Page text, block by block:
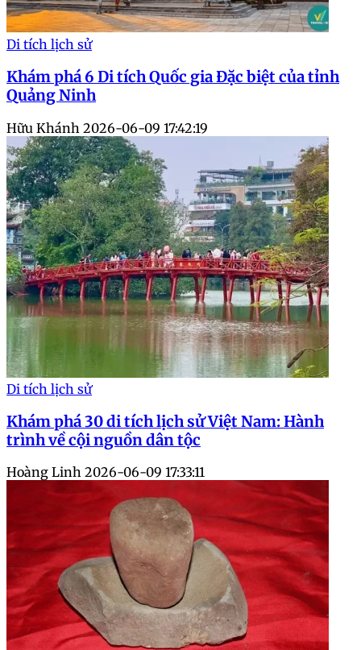
Di tích lịch sử
Khám phá 6 Di tích Quốc gia Đặc biệt của tỉnh
Quảng Ninh
Hữu Khánh 2026-06-09 17:42:19
Di tích lịch sử
Khám phá 30 di tích lịch sử Việt Nam: Hành
trình về cội nguồn dân tộc
Hoàng Linh 2026-06-09 17:33:11